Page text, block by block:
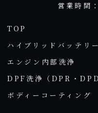
営業時間
TOP
ハイブリッドバッテリ
エンジン内部洗浄
DPF洗浄（DPR・DPD
ボディーコーティング